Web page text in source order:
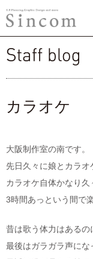
株式会社シンコム
カラオケ
大阪制作室の南です。
先日久々に娘とカラオ
カラオケ自体かなり久
3時間あっという間で
昔は歌う体力はあるの
最後はガラガラ声にな